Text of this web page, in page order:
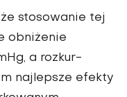
że stosowanie tej
obniżenie
a rozkur­
naj­lepsze efekty